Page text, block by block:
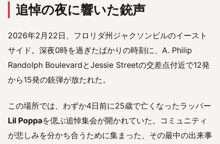
追悼の夜に響いた銃声
2026年2月22日、フロリダ州ジャクソンビルのイースト
サイド。深夜0時を過ぎたばかりの時刻に、A. Philip
Randolph BoulevardとJessie Streetの交差点付近で12発
から15発の銃弾が放たれた。
この場所では、わずか4日前に25歳で亡くなったラッパー
Lil Poppaを偲ぶ追悼集会が開かれていた。コミュニティ
が悲しみを分かち合うために集まった、その最中の出来事